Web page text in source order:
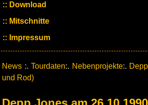
Download
Mitschnitte
Impressum
News :.Tourdaten:. Nebenprojekte:.
und Rod)